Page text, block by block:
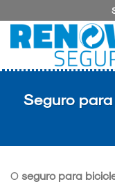
to
content
Seguro
O seguro para